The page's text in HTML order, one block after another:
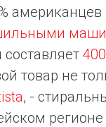
товар не
, -